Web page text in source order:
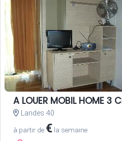
A LOUER MOBIL HOME 3
Landes 40
à partir de € la semaine